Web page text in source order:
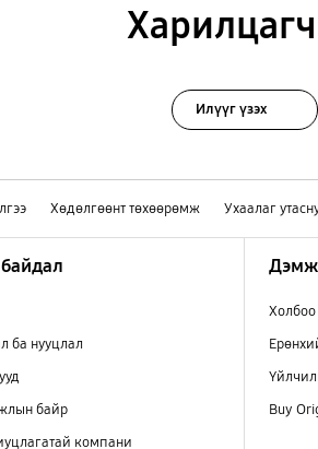
Илүүг үзэх
Хөдөлгөөнт төхөөрөмж Ухаалаг
ба нууцлал
байр
компани
Холбоо
Buy